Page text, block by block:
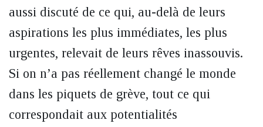
aussi discuté de ce qui, au-delà de leurs
aspirations les plus immédiates, les plus
urgentes, relevait de leurs rêves inassouvis.
Si on n’a pas réellement changé le monde
dans les piquets de grève, tout ce qui
correspondait aux potentialités